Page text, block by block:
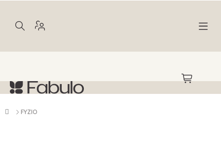
NÁKUPNÝ
KOŠÍK
Domov
FYZIO